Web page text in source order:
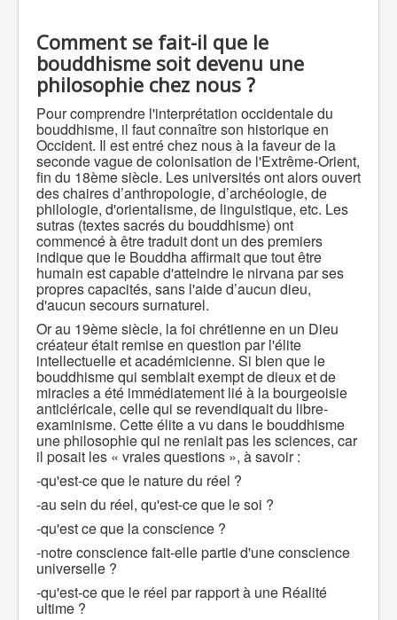
Comment se fait-il que le
bouddhisme soit devenu une
philosophie chez nous ?
Pour comprendre l'interprétation occidentale du
bouddhisme, il faut connaître son historique en
Occident. Il est entré chez nous à la faveur de la
seconde vague de colonisation de l'Extrême-Orient,
fin du 18ème siècle. Les universités ont alors ouvert
des chaires d’anthropologie, d’archéologie, de
philologie, d'orientalisme, de linguistique, etc. Les
sutras (textes sacrés du bouddhisme) ont
commencé à être traduit dont un des premiers
indique que le Bouddha affirmait que tout être
humain est capable d'atteindre le nirvana par ses
propres capacités, sans l'aide d’aucun dieu,
d'aucun secours surnaturel.
Or au 19ème siècle, la foi chrétienne en un Dieu
créateur était remise en question par l'élite
intellectuelle et académicienne. Si bien que le
bouddhisme qui semblait exempt de dieux et de
miracles a été immédiatement lié à la bourgeoisie
anticléricale, celle qui se revendiquait du libre-
examinisme. Cette élite a vu dans le bouddhisme
une philosophie qui ne reniait pas les sciences, car
il posait les « vraies questions », à savoir :
-qu'est-ce que le nature du réel ?
-au sein du réel, qu'est-ce que le soi ?
-qu'est ce que la conscience ?
-notre conscience fait-elle partie d'une conscience
universelle ?
-qu'est-ce que le réel par rapport à une Réalité
ultime ?